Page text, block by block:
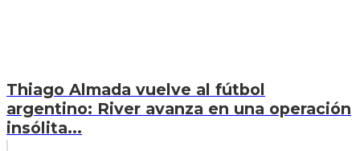
Thiago Almada vuelve al fútbol
argentino: River avanza en una operación
insólita...